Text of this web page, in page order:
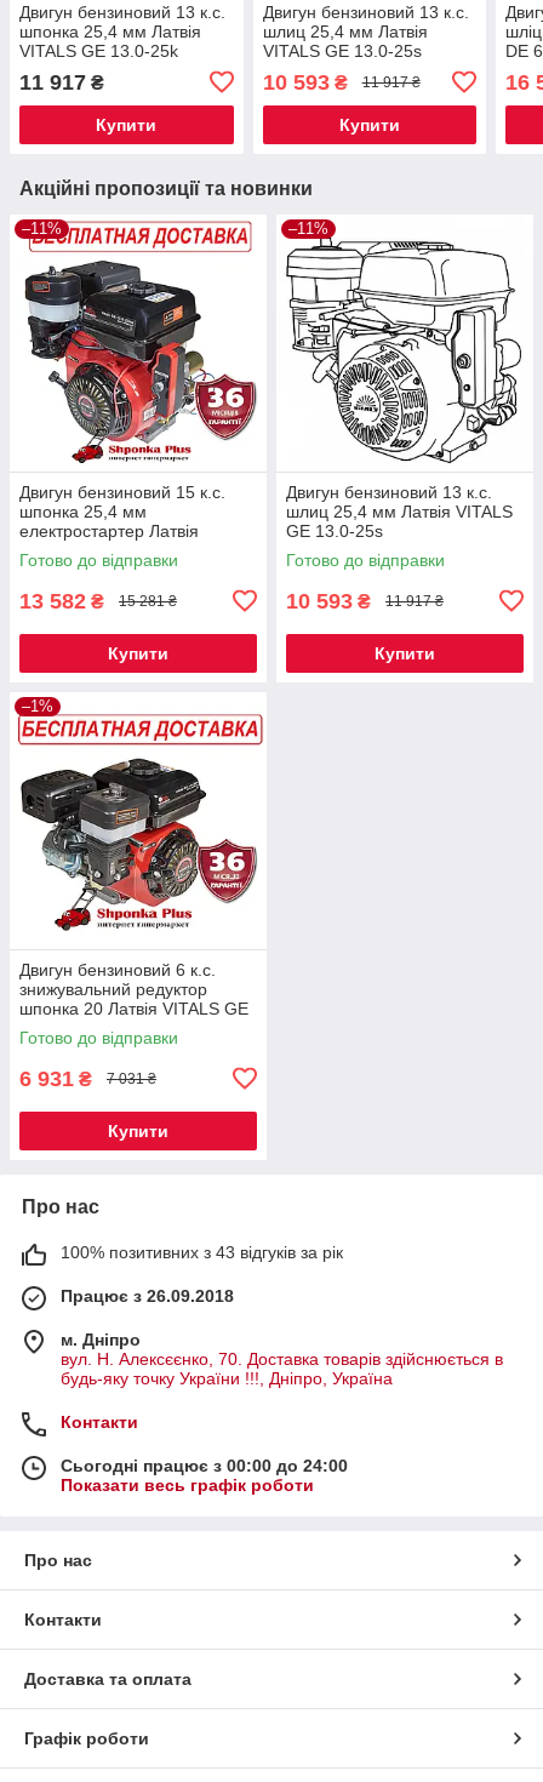
Двигун бензиновий 13 к.с.
шпонка 25,4 мм Латвія
VITALS GE 13.0-25k
11 917 ₴
Купити
Двигун бензиновий 13 к.с.
шлиц 25,4 мм Латвія
VITALS GE 13.0-25s
10 593₴ 11 917 ₴
Купити
DЕ
16
Акційні пропозиції та новинки
–11%
Двигун бензиновий 15 к.с.
шпонка 25,4 мм
електростартер Латвія
VITALS GE 15.0-25ke
Готово до відправки
13 582 ₴ 15 281 ₴
Купити
–11%
Двигун бензиновий 13 к.с.
шлиц 25,4 мм Латвія VITALS
GE 13.0-25s
Готово до відправки
10 593 ₴ 11 917 ₴
Купити
–1%
Двигун бензиновий 6 к.с.
знижувальний редуктор
шпонка 20 Латвія VITALS GE
6.0-20kr
Готово до відправки
6 931 ₴ 7 031 ₴
Купити
Про нас
100% позитивних з 43 відгуків за рік
Працює з 26.09.2018
м. Дніпро
вул. Н. Алексєєнко, 70. Доставка товарів здійснюється в
будь-яку точку України !!!, Дніпро, Україна
Контакти
Сьогодні працює з 00:00 до 24:00
Показати весь графік роботи
Про нас
Контакти
Доставка та оплата
Графік роботи